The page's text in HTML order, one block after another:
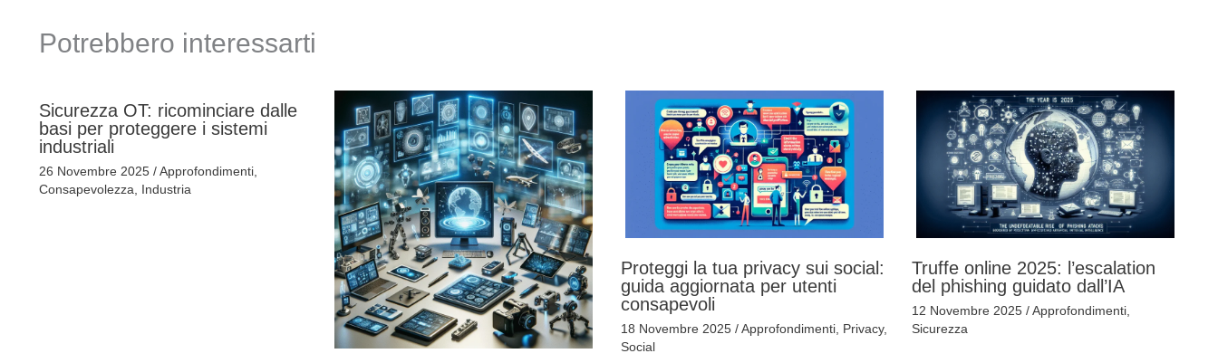
Potrebbero interessarti
Sicurezza OT: ricominciare dalle
basi per proteggere i sistemi
industriali
26 Novembre 2025 /Approfondimenti,
Consapevolezza
Industria
Proteggi la tua privacy sui social:
guida aggiornata per utenti
consapevoli
18 Novembre 2025 /Approfondimenti, Privacy,
Social
Truffe online 2025: l’escalation
del phishing guidato dall’IA
12 Novembre 2025 /Approfondimenti,
Sicurezza